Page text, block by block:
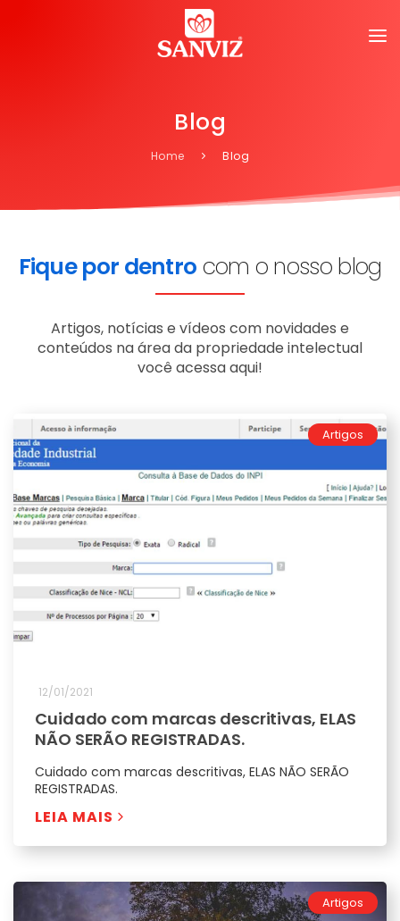
Blog
Home Blog
Fique por dentro com o nosso blog
Artigos, notícias e vídeos com novidades e
conteúdos na área da propriedade intelectual
você acessa aqui!
Artigos
12/01/2021
Cuidado com marcas descritivas, ELAS
NÃO SERÃO REGISTRADAS.
Cuidado com marcas descritivas, ELAS NÃO SERÃO
REGISTRADAS.
LEIA MAIS
Artigos